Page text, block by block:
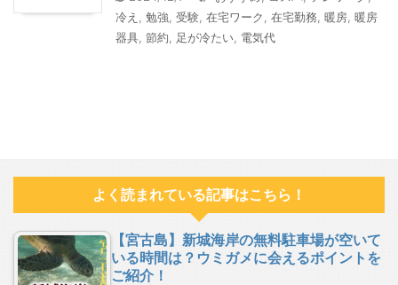
冷え
勉強 受験 在宅ワーク 在宅勤務 暖房 暖房
器具 節約 足が冷たい 電気代
よく読まれている記事はこちら！
【宮古島】新城海岸の無料駐車場が空いて
いる時間は？ウミガメに会えるポイントを
ご紹介！